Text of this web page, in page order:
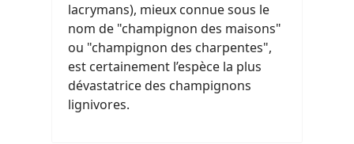
lacrymans), mieux connue sous le
nom de "champignon des maisons"
ou "champignon des charpentes",
est certainement l’espèce la plus
dévastatrice des champignons
lignivores.